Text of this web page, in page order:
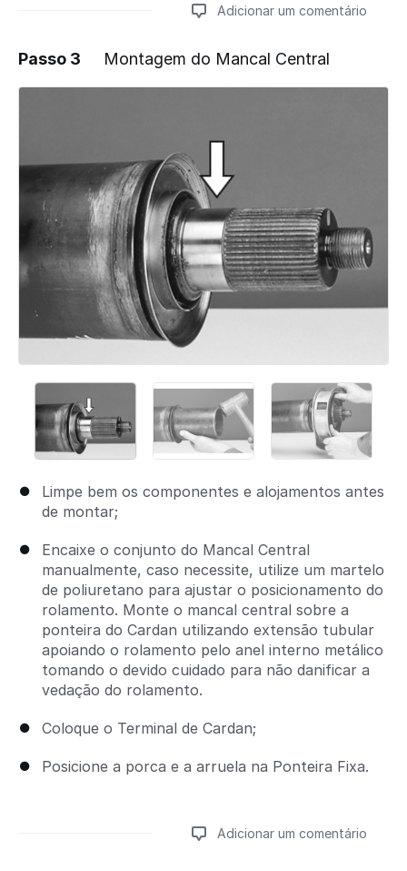
Adicionar um comentário
Adicionar um comentário
Passo 3 Montagem do Mancal Central
Limpe bem os componentes e alojamentos antes
de montar;
Encaixe o conjunto do Mancal Central
manualmente, caso necessite, utilize um martelo
de poliuretano para ajustar o posicionamento do
rolamento. Monte o mancal central sobre a
ponteira do Cardan utilizando extensão tubular
apoiando o rolamento pelo anel interno metálico
tomando o devido cuidado para não danificar a
vedação do rolamento.
Coloque o Terminal de Cardan;
Posicione a porca e a arruela na Ponteira Fixa.
Adicionar um comentário